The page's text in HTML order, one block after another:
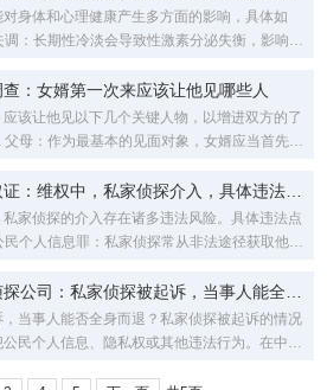
身体和心理健康产生多方面的影响，具体如
调：长期性冷淡会导致性激素分泌失衡，影响内
：女婿第一次来应该让他见哪些人
该让他见以下几个关键人物，以增进双方的了
父母：作为最基本的见面对象，女婿应当首先与
家侦探的介入存在诸多违法风险。具体违法点
民个人信息罪：私家侦探常从非法途径获取他人
当事人能否全身而退？私家侦探被起诉的情况
民个人信息、隐私权或其他违法行为。在中